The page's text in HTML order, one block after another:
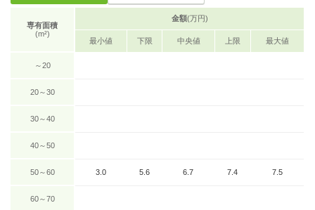
専有面積
(m²)
金額(万円)
最小値 下限 中央値 上限 最大値
～20
20～30
30～40
40～50
50～60 3.0 5.6 6.7 7.4 7.5
60～70